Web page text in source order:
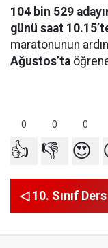
104 bin 529
günü saat
maratonunun
Ağustos’ta
0 0 0
👍 👎 😍
◁ 10. Sınıf